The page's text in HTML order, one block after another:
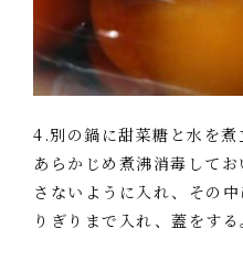
4.別の鍋に甜菜糖と水を煮
あらかじめ煮沸消毒して
さないように入れ、その
りぎりまで入れ、蓋をする